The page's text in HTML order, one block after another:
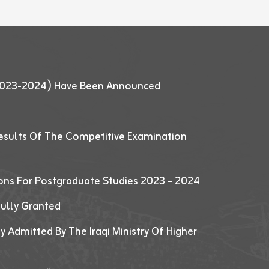
2024) Have Been Announced
Of The Competitive Examination
For Postgraduate Studies 2023 – 2024
Granted
Admitted By The Iraqi Ministry Of Higher